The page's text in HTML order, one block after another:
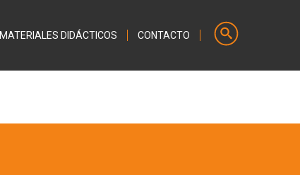
MATERIALES DIDÁCTICOS CONTACTO